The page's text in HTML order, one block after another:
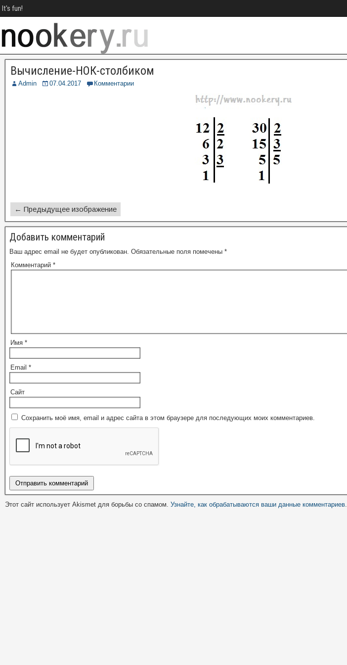
It's fun!
Вычисление-НОК-столбиком
Admin 07.04.2017 Комментарии
← Предыдущее изображение
Добавить комментарий
Ваш адрес email не будет опубликован. Обязательные поля помечены *
Комментарий *
Имя *
Email *
Сайт
Сохранить моё имя, email и адрес сайта в этом браузере для последующих моих комментариев.
Этот сайт использует Akismet для борьбы со спамом. Узнайте, как обрабатываются ваши данные комментариев.